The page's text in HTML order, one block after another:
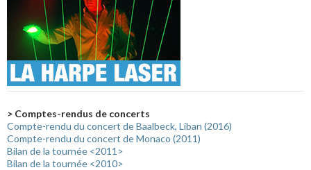
> Comptes-rendus de concerts
Compte-rendu du concert de Baalbeck, Liban (2016)
Compte-rendu du concert de Monaco (2011)
Bilan de la tournée <2011>
Bilan de la tournée <2010>